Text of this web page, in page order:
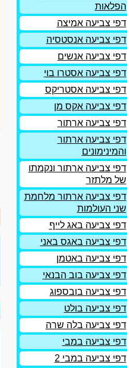
הפלאות
דפי צביעה אמיצה
דפי צביעה אנסטסיה
דפי צביעה אנשים
דפי צביעה אסטרו בוי
דפי צביעה אסטריקס
דפי צביעה אקס מן
דפי צביעה ארתור
דפי צביעה ארתור
והמינימונים
דפי צביעה ארתור ונקמתו
של מלתזר
דפי צביעה ארתור מלחמת
שני העולמות
דפי צביעה באג לייף
דפי צביעה באגס באני
דפי צביעה באטמן
דפי צביעה בוב הבנאי
דפי צביעה בובספוג
דפי צביעה בולט
דפי צביעה בלה שרה
דפי צביעה במבי
דפי צביעה במבי 2